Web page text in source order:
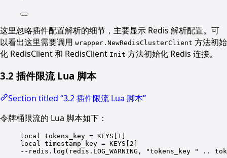
这里忽略插件配置解析的细节，主要显示 Redis 解析配置。可
以看出这里需要调用 wrapper.NewRedisClusterClient 方法初始
化 RedisClient 和 RedisClient Init 方法初始化 Redis 连接。
3.2 插件限流 Lua 脚本
Section titled “3.2 插件限流 Lua 脚本”
令牌桶限流的 Lua 脚本如下：
local tokens_key = KEYS[ 1
local
timestamp_key = KEYS[ 2
--redis.log(redis.LOG_WARNING, "tokens_key " ..